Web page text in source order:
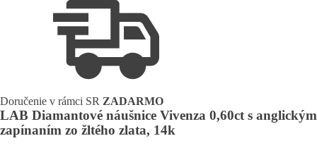
zlata,
14k
Doručenie v rámci SR ZADARMO
LAB Diamantové náušnice Vivenza 0,60ct s anglickým
zapínaním zo žltého zlata, 14k